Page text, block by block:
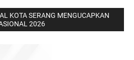
KOTA SERANG MENGUCAPKAN
2026